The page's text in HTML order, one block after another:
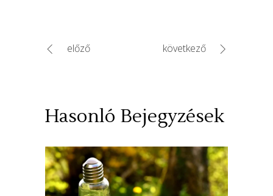
előző következő
Hasonló Bejegyzések